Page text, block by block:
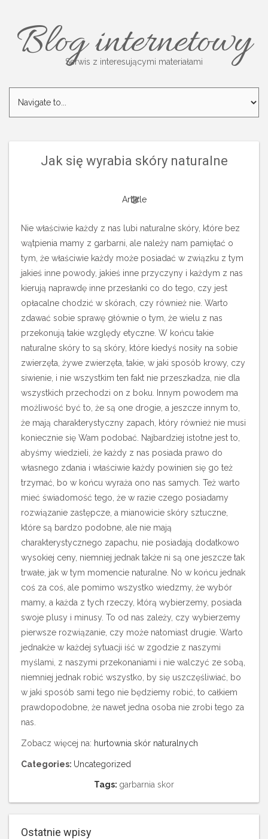
Blog internetowy
Serwis z interesującymi materiałami
Jak się wyrabia skóry naturalne
Article
Nie właściwie każdy z nas lubi naturalne skóry, które bez
wątpienia mamy z garbarni, ale należy nam pamiętać o
tym, że właściwie każdy może posiadać w związku z tym
jakieś inne powody, jakieś inne przyczyny i każdym z nas
kierują naprawdę inne przesłanki co do tego, czy jest
opłacalne chodzić w skórach, czy również nie. Warto
zdawać sobie sprawę głównie o tym, że wielu z nas
przekonują takie względy etyczne. W końcu takie
naturalne skóry to są skóry, które kiedyś nosiły na sobie
zwierzęta, żywe zwierzęta, takie, w jaki sposób krowy, czy
siwienie, i nie wszystkim ten fakt nie przeszkadza, nie dla
wszystkich przechodzi on z boku. Innym powodem ma
możliwość być to, że są one drogie, a jeszcze innym to,
że mają charakterystyczny zapach, który również nie musi
koniecznie się Wam podobać. Najbardziej istotne jest to,
abyśmy wiedzieli, że każdy z nas posiada prawo do
własnego zdania i właściwie każdy powinien się go też
trzymać, bo w końcu wyraża ono nas samych. Też warto
mieć świadomość tego, że w razie czego posiadamy
rozwiązanie zastępcze, a mianowicie skóry sztuczne,
które są bardzo podobne, ale nie mają
charakterystycznego zapachu, nie posiadają dodatkowo
wysokiej ceny, niemniej jednak także ni są one jeszcze tak
trwałe, jak w tym momencie naturalne. No w końcu jednak
coś za coś, ale pomimo wszystko wiedzmy, że wybór
mamy, a każda z tych rzeczy, którą wybierzemy, posiada
swoje plusy i minusy. To od nas zależy, czy wybierzemy
pierwsze rozwiązanie, czy może natomiast drugie. Warto
jednakże w każdej sytuacji iść w zgodzie z naszymi
myślami, z naszymi przekonaniami i nie walczyć ze sobą,
niemniej jednak robić wszystko, by się uszczęśliwiać, bo
w jaki sposób sami tego nie będziemy robić, to całkiem
prawdopodobne, że nawet jedna osoba nie zrobi tego za
nas.
Zobacz więcej na: hurtownia skór naturalnych
Categories: Uncategorized
Tags: garbarnia skor
Ostatnie wpisy